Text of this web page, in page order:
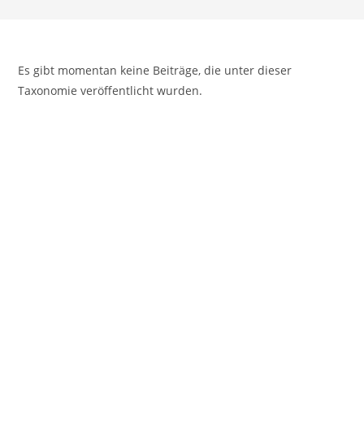
Es gibt momentan keine Beiträge, die unter dieser
Taxonomie veröffentlicht wurden.